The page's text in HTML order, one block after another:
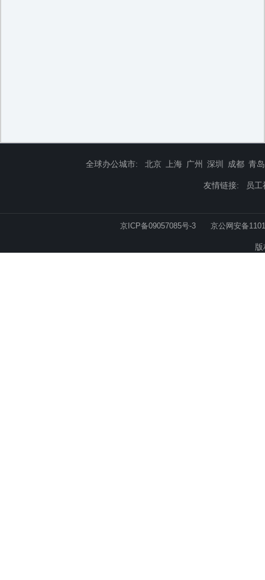
全球办公城市: 北京 上海 广州 深圳 成都 青岛
友情链接: 员工
京ICP备09057085号-3 京公网安备